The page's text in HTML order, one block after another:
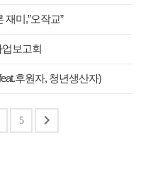
미,”오작교”
업보고회
후원자, 청년생산자)
5